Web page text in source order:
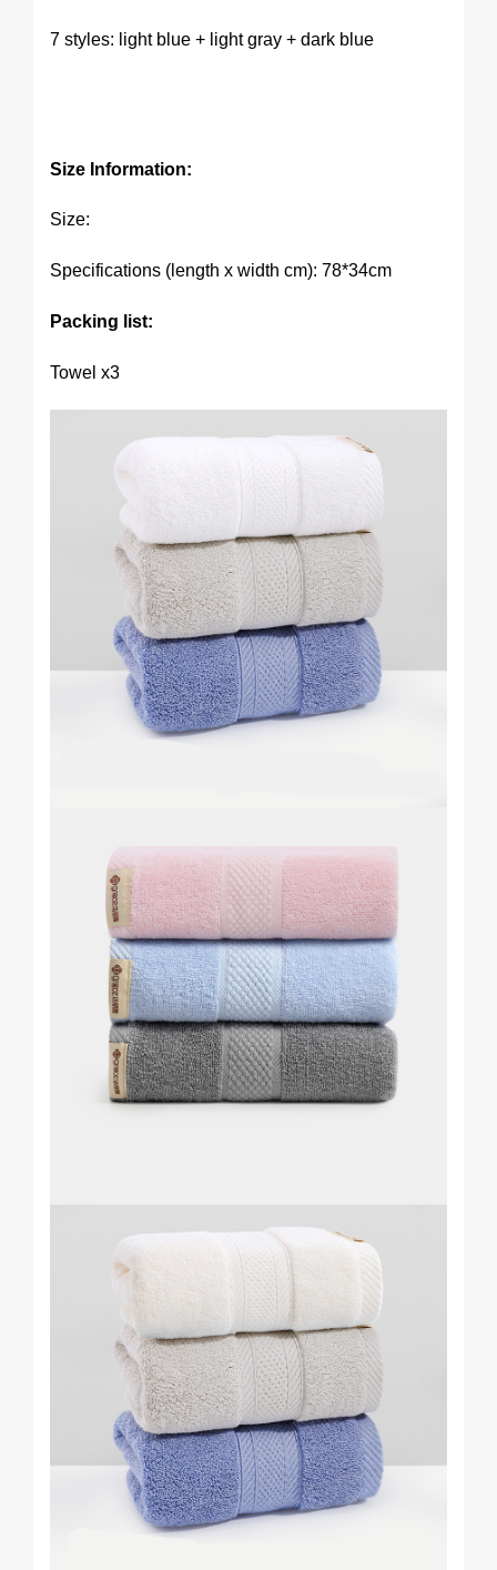
7 styles: light blue + light gray + dark blue
Size Information:
Size:
Specifications (length x width cm): 78*34cm
Packing list:
Towel x3